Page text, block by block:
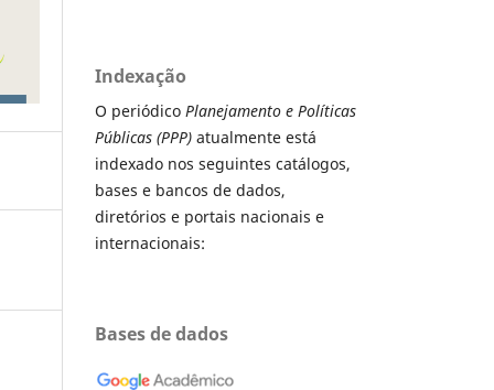
Indexação
O periódico Planejamento e Políticas
Públicas (PPP) atualmente está
indexado nos seguintes catálogos,
bases e bancos de dados,
diretórios e portais nacionais e
internacionais:
Bases de dados